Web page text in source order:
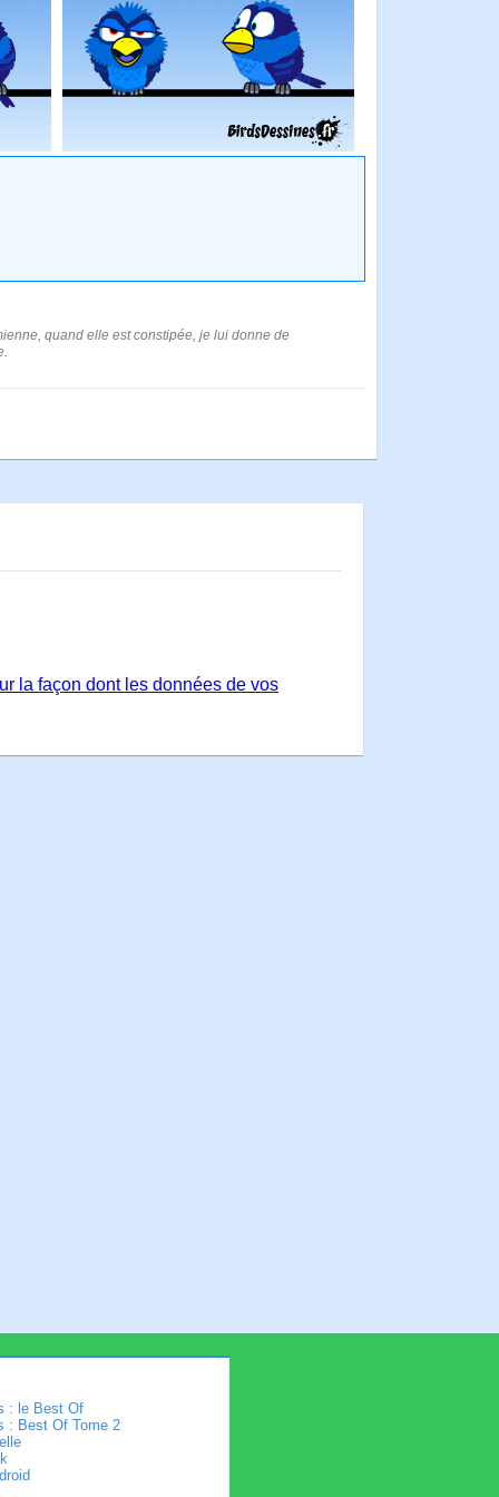
quand elle est constipée, je lui donne de
la façon dont les données de vos
: le Best Of
: Best Of Tome 2